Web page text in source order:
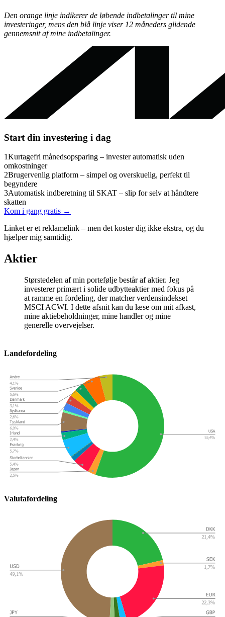
Den orange linje indikerer de løbende indbetalinger til mine
investeringer, mens den blå linje viser 12 måneders glidende
gennemsnit af mine indbetalinger.
Start din investering i dag
1Kurtagefri månedsopsparing – invester automatisk uden
omkostninger
2Brugervenlig platform – simpel og overskuelig, perfekt til
begyndere
3Automatisk indberetning til SKAT – slip for selv at håndtere
skatten
Kom i gang gratis →
Linket er et reklamelink – men det koster dig ikke ekstra, og du
hjælper mig samtidig.
Aktier
Størstedelen af min portefølje består af aktier. Jeg
investerer primært i solide udbytteaktier med fokus på
at ramme en fordeling, der matcher verdensindekset
MSCI ACWI. I dette afsnit kan du læse om mit afkast,
mine aktiebeholdninger, mine handler og mine
generelle overvejelser.
Landefordeling
Valutafordeling